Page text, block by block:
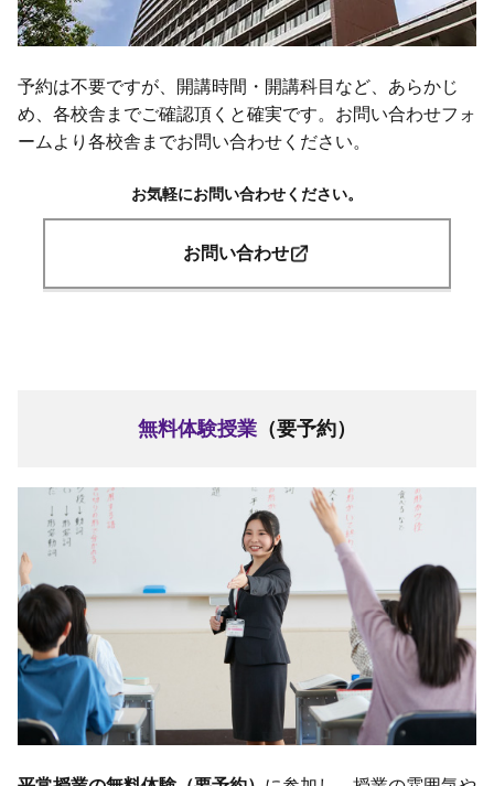
予約は不要ですが、開講時間・開講科目など、あらかじ
め、各校舎までご確認頂くと確実です。お問い合わせフォ
ームより各校舎までお問い合わせください。
お気軽にお問い合わせください。
お問い合わせ
無料体験授業 （要予約）